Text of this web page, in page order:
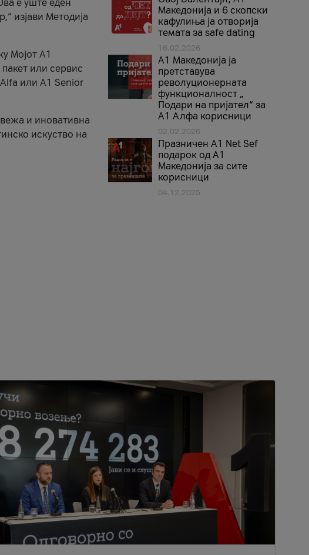
е уште еден
изјави Методија
Мојот А1
или сервис
или A1 Senior
и иновативна
искуство на
Македонија и 6 скопски
кафулиња ја отворија
темата за safe dating
16.02.2026
А1 Македонија ја
претставува
револуционерната
функционалност „
Подари на пријател“ за
А1 Алфа корисници
02.02.2026
Празничен A1 Net Sеf
подарок од А1
Македонија за сите
корисници
04.12.2025